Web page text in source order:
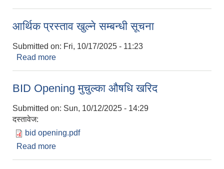
आर्थिक प्रस्ताव खुल्ने सम्बन्धी सूचना
Submitted on: Fri, 10/17/2025 - 11:23
Read more
BID Opening मुचुल्का औषधि खरिद
Submitted on: Sun, 10/12/2025 - 14:29
दस्तावेज:
bid opening.pdf
Read more